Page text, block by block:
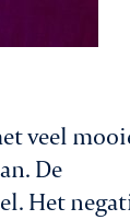
veel
De
Het